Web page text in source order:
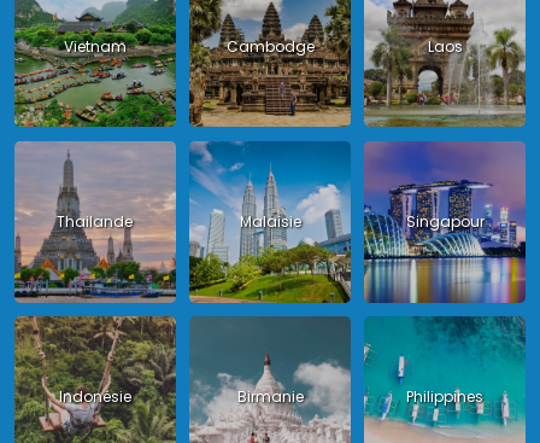
Vietnam Cambodge Laos
Thailande Malaisie Singapour
Indonésie Birmanie Philippines